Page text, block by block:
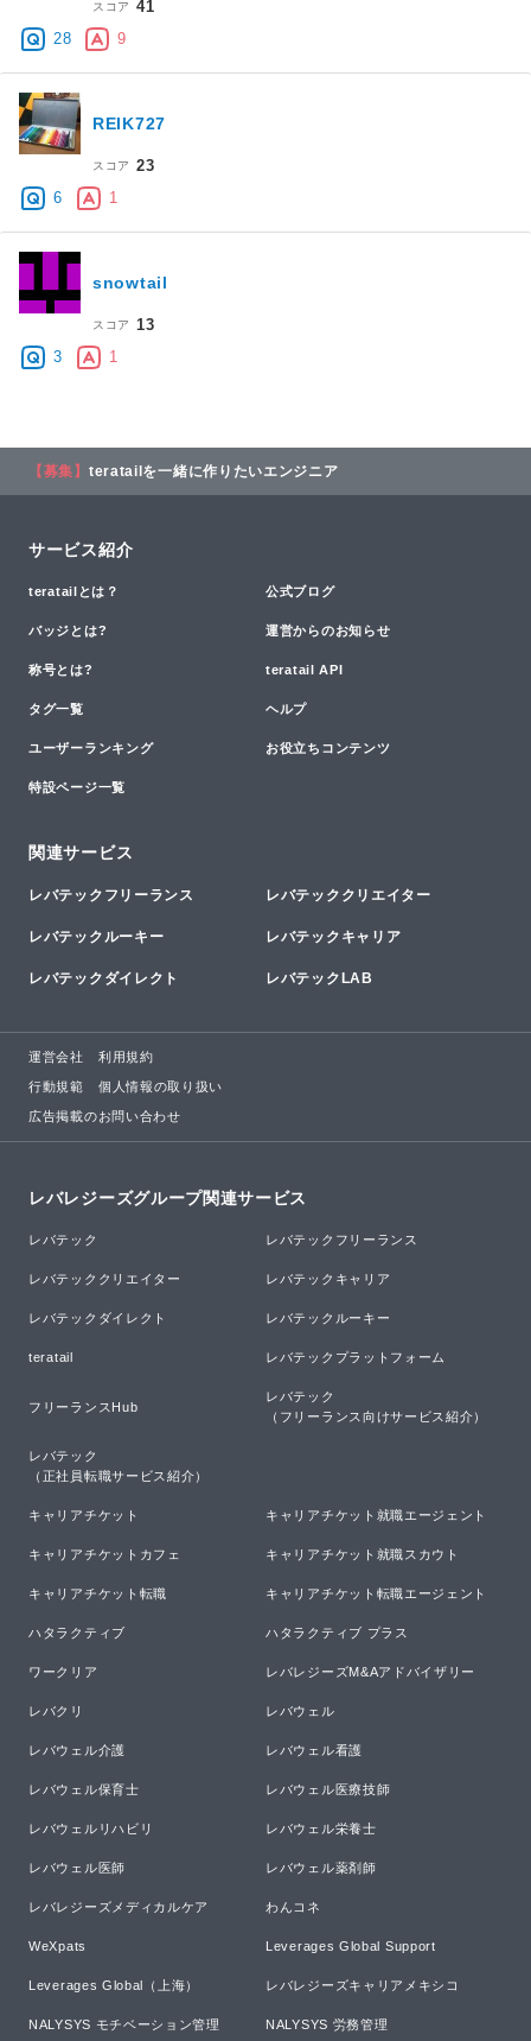
スコア
41
28
9
REIK727
スコア
23
6
1
snowtail
スコア
13
3
1
【募集】 teratailを一緒に作りたいエンジニア
サービス紹介
teratailとは？ 公式ブログ
バッジとは? 運営からのお知らせ
称号とは? teratail API
タグ一覧 ヘルプ
ユーザーランキング お役立ちコンテンツ
特設ページ一覧
関連サービス
レバテックフリーランス レバテッククリエイター
レバテックルーキー レバテックキャリア
レバテックダイレクト レバテックLAB
運営会社 利用規約
行動規範 個人情報の取り扱い
広告掲載のお問い合わせ
レバレジーズグループ関連サービス
レバテック レバテックフリーランス
レバテッククリエイター レバテックキャリア
レバテックダイレクト レバテックルーキー
teratail レバテックプラットフォーム
フリーランスHub
レバテック
（フリーランス向けサービス紹介）
レバテック
（正社員転職サービス紹介）
キャリアチケット キャリアチケット就職エージェント
キャリアチケットカフェ キャリアチケット就職スカウト
キャリアチケット転職 キャリアチケット転職エージェント
ハタラクティブ ハタラクティブ プラス
ワークリア レバレジーズM&Aアドバイザリー
レバクリ レバウェル
レバウェル介護 レバウェル看護
レバウェル保育士 レバウェル医療技師
レバウェルリハビリ レバウェル栄養士
レバウェル医師 レバウェル薬剤師
レバレジーズメディカルケア わんコネ
WeXpats Leverages Global Support
Leverages Global（上海） レバレジーズキャリアメキシコ
NALYSYS モチベーション管理 NALYSYS 労務管理